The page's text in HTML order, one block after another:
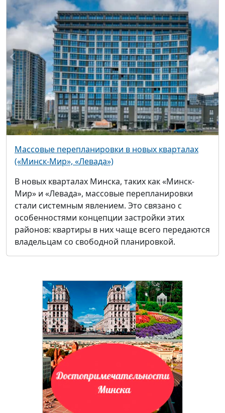
Массовые перепланировки в новых кварталах
(«Минск-Мир», «Левада»)
В новых кварталах Минска, таких как «Минск-
Мир» и «Левада», массовые перепланировки
стали системным явлением. Это связано с
особенностями концепции застройки этих
районов: квартиры в них чаще всего передаются
владельцам со свободной планировкой.